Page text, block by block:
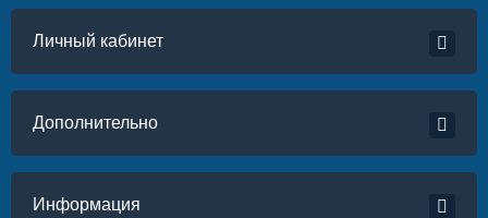
Личный кабинет
Дополнительно
Информация